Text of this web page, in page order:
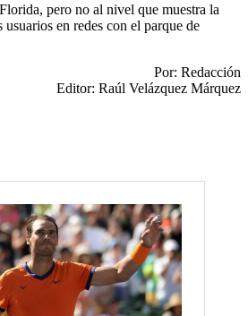
pero no al nivel que muestra la
en redes con el parque de
Por: Redacción
Editor: Raúl Velázquez Márquez